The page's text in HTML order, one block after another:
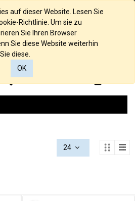
(UK)
0
auf dieser Website. Lesen Sie
Richtlinie. Um sie zu
Sie Ihren Browser
Sie diese Website weiterhin
diese.
OK
24